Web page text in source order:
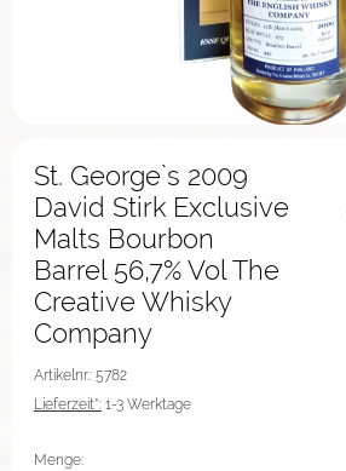
St. George`s 2009
David Stirk Exclusive
Malts Bourbon
Barrel 56,7% Vol The
Creative Whisky
Company
Artikelnr.: 5782
Lieferzeit*: 1-3 Werktage
Menge: